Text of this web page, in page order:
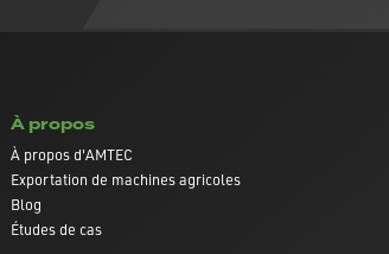
À propos
À propos d'AMTEC
Exportation de machines agricoles
Blog
Études de cas